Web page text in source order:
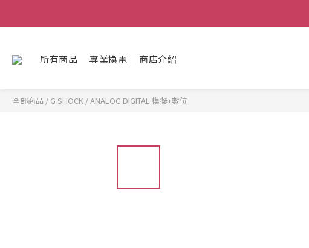
所有商品 專業換電 商店介紹
全部商品 / G SHOCK /ANALOG DIGITAL 模擬+數位